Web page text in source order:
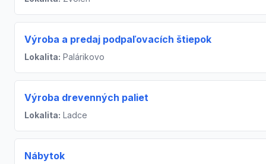
Výroba a predaj podpaľovacích štiepok
Lokalita: Palárikovo
Výroba drevenných paliet
Lokalita: Ladce
Nábytok